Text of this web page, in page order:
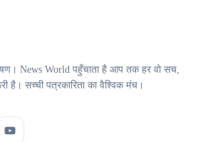
News World पहुँचाता है आप तक हर वो सच,
है। सच्ची पत्रकारिता का वैश्विक मंच।